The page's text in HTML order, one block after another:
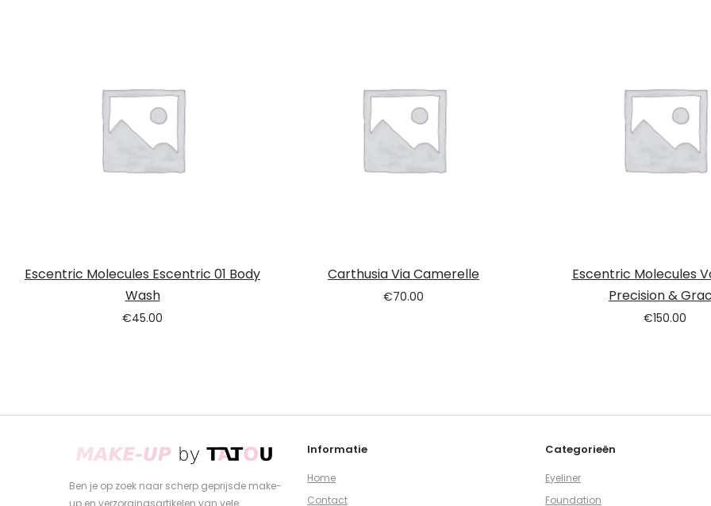
Escentric Molecules Escentric 01 Body
Wash
€45.00
Carthusia Via Camerelle
€70.00
Escentric Molecules
Precision &
€150.00
Ben je op zoek naar scherp geprijsde make-
up en verzorgingsartikelen van vele
Informatie
Home
Contact
Categorieën
Eyeliner
Foundation